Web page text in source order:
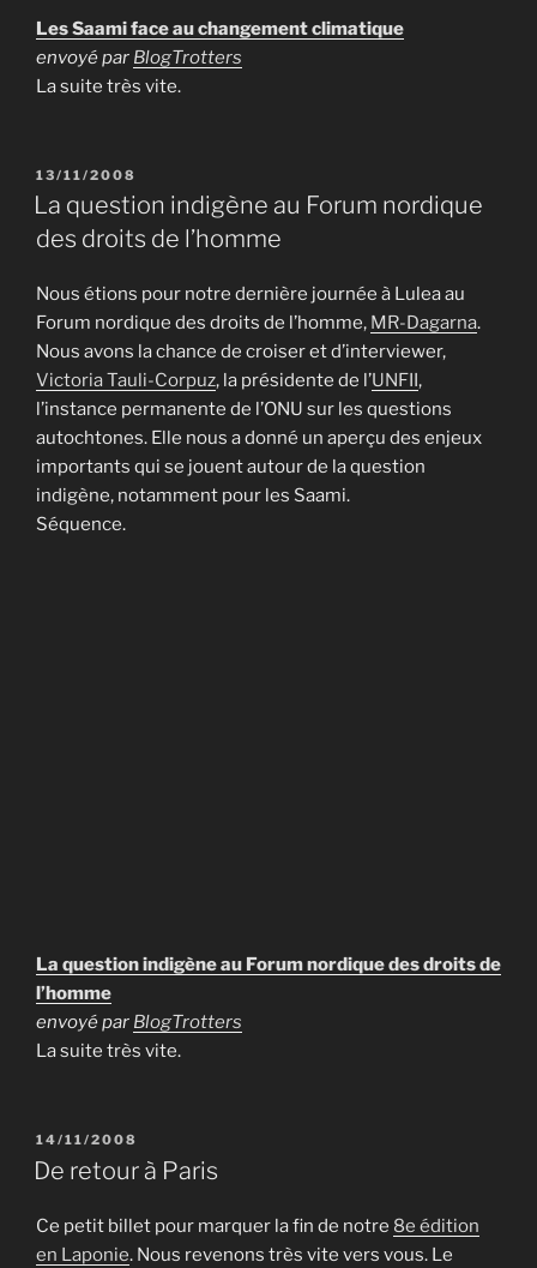
Les Saami face au changement climatique
envoyé par BlogTrotters
La suite très vite.
PUBLIÉ
LE
13/11/2008
La question indigène au Forum nordique
des droits de l’homme
Nous étions pour notre dernière journée à Lulea au
Forum nordique des droits de l’homme, MR-Dagarna.
Nous avons la chance de croiser et d’interviewer,
Victoria Tauli-Corpuz, la présidente de l’UNFII ,
l’instance permanente de l’ONU sur les questions
autochtones. Elle nous a donné un aperçu des enjeux
importants qui se jouent autour de la question
indigène, notamment pour les Saami.
Séquence.
La question indigène au Forum nordique des droits de
l’homme
envoyé par BlogTrotters
La suite très vite.
PUBLIÉ
LE
14/11/2008
De retour à Paris
Ce petit billet pour marquer la fin de notre 8e édition
en Laponie. Nous revenons très vite vers vous. Le